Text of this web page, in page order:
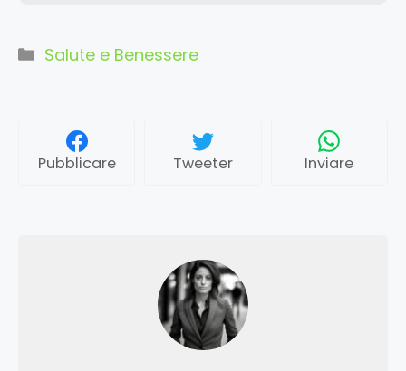
Categorie
Salute e Benessere
Pubblicare Tweeter Inviare